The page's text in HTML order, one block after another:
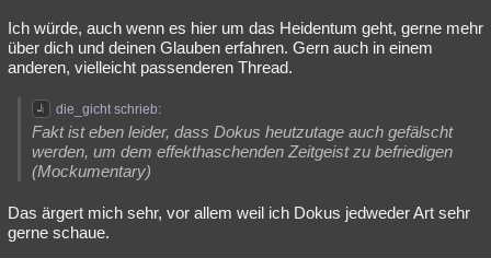
Ich würde, auch wenn es hier um das Heidentum geht, gerne mehr
über dich und deinen Glauben erfahren. Gern auch in einem
anderen, vielleicht passenderen Thread.
die_gicht schrieb:
Fakt ist eben leider, dass Dokus heutzutage auch gefälscht
werden, um dem effekthaschenden Zeitgeist zu befriedigen
(Mockumentary)
Das ärgert mich sehr, vor allem weil ich Dokus jedweder Art sehr
gerne schaue.